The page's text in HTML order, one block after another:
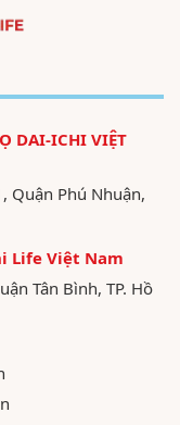
DAI-ICHI VIỆT
Quận Phú Nhuận,
Life Việt Nam
Tân Bình, TP. Hồ